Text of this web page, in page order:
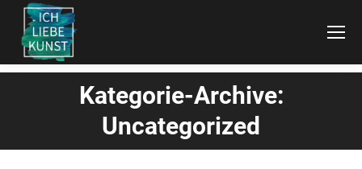
Kategorie-Archive:
Uncategorized
Sie befinden sich hier: